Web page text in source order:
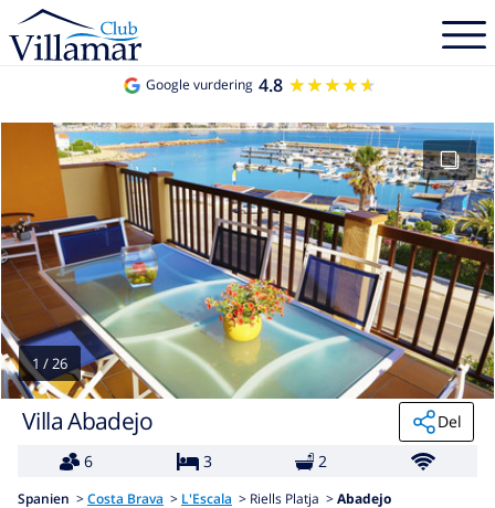
Google vurdering 4.8 ★★★★★
★★★★★
1 /26
Villa Abadejo
Del
6
3 2
Spanien > Costa Brava > L'Escala > Riells Platja > Abadejo